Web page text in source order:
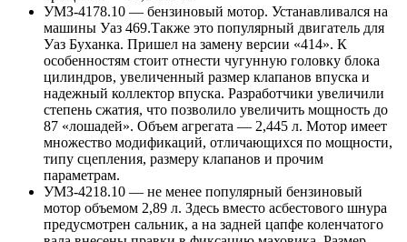
УМЗ-4178.10 — бензиновый мотор. Устанавливался на
машины Уаз 469.Также это популярный двигатель для
Уаз Буханка. Пришел на замену версии «414». К
особенностям стоит отнести чугунную головку блока
цилиндров, увеличенный размер клапанов впуска и
надежный коллектор впуска. Разработчики увеличили
степень сжатия, что позволило увеличить мощность до
87 «лошадей». Объем агрегата — 2,445 л. Мотор имеет
множество модификаций, отличающихся по мощности,
типу сцепления, размеру клапанов и прочим
параметрам.
УМЗ-4218.10 — не менее популярный бензиновый
мотор объемом 2,89 л. Здесь вместо асбестового шнура
предусмотрен сальник, а на задней цапфе коленчатого